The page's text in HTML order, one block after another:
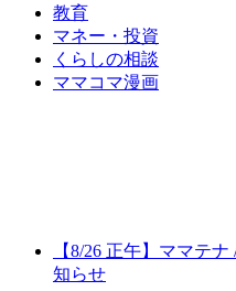
教育
マネー・投資
くらしの相談
ママコマ漫画
【8/26 正午】ママテ
知らせ